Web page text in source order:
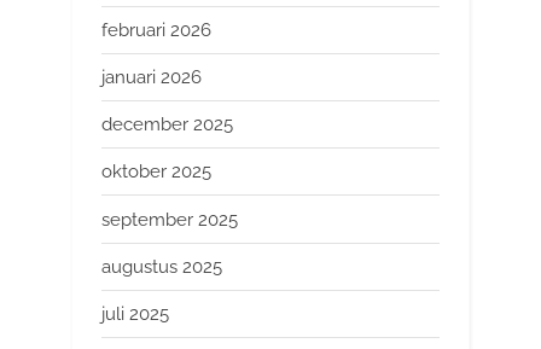
februari 2026
januari 2026
december 2025
oktober 2025
september 2025
augustus 2025
juli 2025